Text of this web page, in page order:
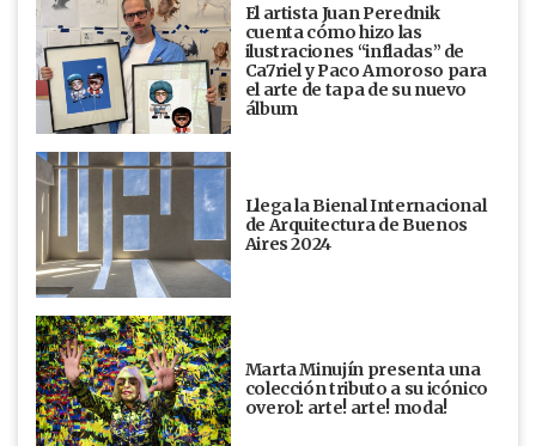
El artista Juan Perednik
cuenta cómo hizo las
ilustraciones “infladas” de
Ca7riel y Paco Amoroso para
el arte de tapa de su nuevo
álbum
Llega la Bienal Internacional
de Arquitectura de Buenos
Aires 2024
Marta Minujín presenta una
colección tributo a su icónico
overol: arte! arte! moda!